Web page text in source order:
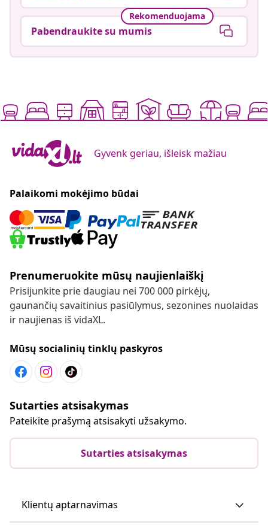
Rekomenduojama
Pabendraukite su mumis
Gyvenk geriau, išleisk mažiau
Palaikomi mokėjimo būdai
Prenumeruokite mūsų naujienlaiškį
Prisijunkite prie daugiau nei 700 000 pirkėjų,
gaunančių savaitinius pasiūlymus, sezonines nuolaidas
ir naujienas iš vidaXL.
Mūsų socialinių tinklų paskyros
Sutarties atsisakymas
Pateikite prašymą atsisakyti užsakymo.
Sutarties atsisakymas
Klientų aptarnavimas